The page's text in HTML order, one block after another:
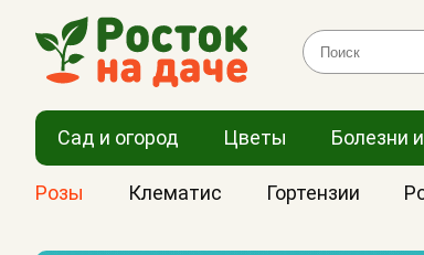
Сад и огород Цветы Болезни
Розы Клематис Гортензии